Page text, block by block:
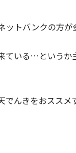
ットバンクの方
ている…という
んきをおススメ